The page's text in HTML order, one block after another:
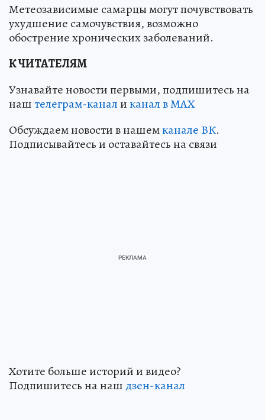
Метеозависимые самарцы могут почувствовать
ухудшение самочувствия, возможно
обострение хронических заболеваний.
К ЧИТАТЕЛЯМ
Узнавайте новости первыми, подпишитесь на
наштелеграм-каналиканал в МАХ
Обсуждаем новости в нашемканале ВК.
Подписывайтесь и оставайтесь на связи
Хотите больше историй и видео?
Подпишитесь на наш дзен-канал